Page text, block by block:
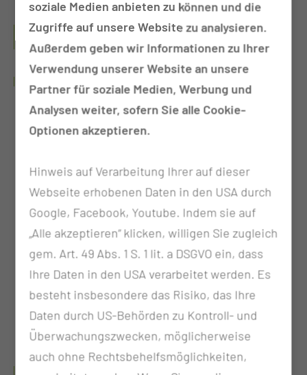
WELCHES LEISTUNGSANGEBOT BESTEHT FÜR
STUDENTEN?
Monatliche Aufwandsentschädigung
Kostenfreie Unterkunft und Verpflegung
Curricula
Umfangreiches Angebot an Fort- und
Weiterbildung speziell für PJ´ler
Interaktives chirurgisches PJ-Seminar
Zusätzlich Teilnahme an klinikinternen
Fortbildungen und interdisziplinären
(Tumor-)Konferenzen
Zentrale Information zum
Veranstaltungsangebot per Email-Verteiler
ZUSÄTZLICHE ANGEBOTE FÜR MEDIZINSTUDENTEN:
soziale Medien anbieten zu können und die
Zugriffe auf unsere Website zu analysieren.
Außerdem geben wir Informationen zu Ihrer
Verwendung unserer Website an unsere
Partner für soziale Medien, Werbung und
Analysen weiter, sofern Sie alle Cookie-
Optionen akzeptieren.
Hinweis auf Verarbeitung Ihrer auf dieser
Webseite erhobenen Daten in den USA durch
Google, Facebook, Youtube. Indem sie auf
„Alle akzeptieren“ klicken, willigen Sie zugleich
gem. Art. 49 Abs. 1 S. 1 lit. a DSGVO ein, dass
Ihre Daten in den USA verarbeitet werden. Es
besteht insbesondere das Risiko, das Ihre
Daten durch US-Behörden zu Kontroll- und
Überwachungszwecken, möglicherweise
auch ohne Rechtsbehelfsmöglichkeiten,